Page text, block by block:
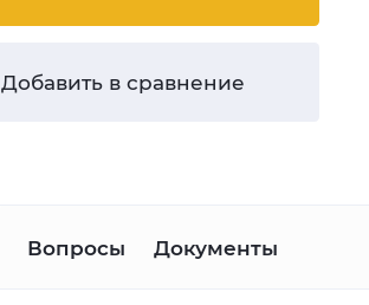
Добавить в сравнение
Вопросы Документы